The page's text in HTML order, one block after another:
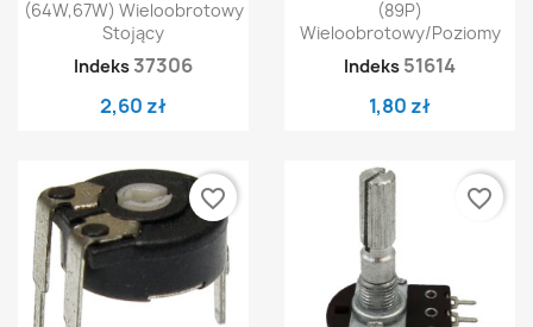
(64W,67W) Wieloobrotowy
Stojący
Indeks 37306
2,60 zł
(89P)
Wieloobrotowy/poziomy
Indeks 51614
1,80 zł
favorite_border favorite_border